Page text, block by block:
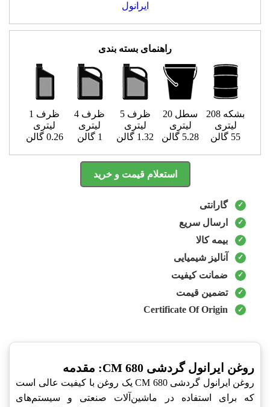
ایرانول
راهنمای بسته بندی
بشکه 208
لیتری
55 گالن
سطل 20
لیتری
5.28 گالن
ظرف 5
لیتری
1.32 گالن
ظرف 4
لیتری
1 گالن
ظرف 1
لیتری
0.26 گالن
استعلام قیمت و خرید
گارانتی
ارسال سریع
بیمه کالا
آنالیز شیمیایی
ضمانت کیفیت
تضمین قیمت
Certificate Of Origin
روغن ایرانول گردشی CM 680: مقدمه
روغن ایرانول گردشی CM 680 یک روغن با کیفیت عالی است
که برای استفاده در ماشین‌آلات صنعتی و سیستم‌های